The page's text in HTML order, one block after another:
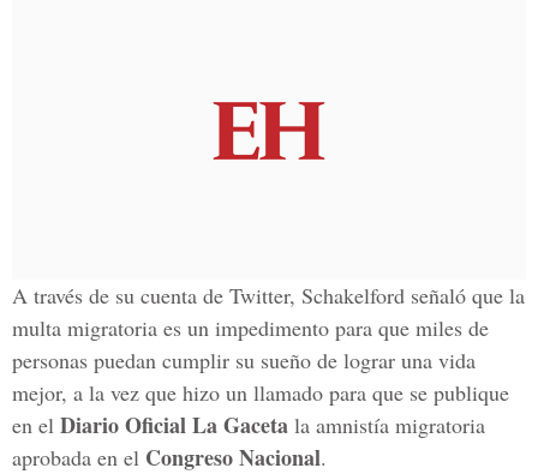
A través de su cuenta de Twitter, Schakelford señaló que la
multa migratoria es un impedimento para que miles de
personas puedan cumplir su sueño de lograr una vida
mejor, a la vez que hizo un llamado para que se publique
en el Diario Oficial La Gaceta la amnistía migratoria
aprobada en el Congreso Nacional.